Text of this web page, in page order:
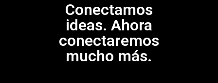
Conectamos
ideas. Ahora
conectaremos
mucho más.